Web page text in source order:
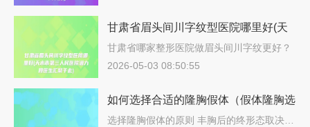
甘肃省眉头间川字纹型医院哪里好(天
水市第三人民医院潜力股医生汇聚于
此)
甘肃省哪家整形医院做眉头间川字纹更好？
说…
2026-05-03 08:50:55
如何选择合适的隆胸假体（假体隆胸选
择什么形状好）
选择隆胸假体的原则 丰胸后的终形态取决…